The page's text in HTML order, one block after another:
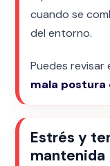
cuando se
del entorno.
Puedes
mala postura
Estrés y
mantenida